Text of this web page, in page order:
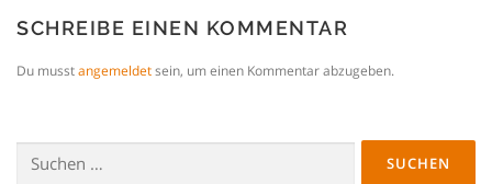
SCHREIBE EINEN KOMMENTAR
Du musstangemeldetsein, um einen Kommentar abzugeben.
nach: